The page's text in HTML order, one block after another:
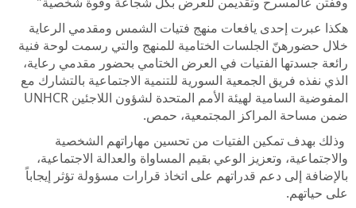
هكذا عبرت إحدى يافعات منهج فتيات الشمس ومقدمي الرعاية
خلال حضورهنّ الجلسات الختامية للمنهج والتي رسمت لوحة فنية
رائعة جسدتها الفتيات في العرض الختامي بحضور مقدمي رعاية،
الذي نفذه فريق الجمعية السورية للتنمية الاجتماعية بالتشارك مع
المفوضية السامية لهيئة الأمم المتحدة لشؤون اللاجئين UNHCR
ضمن مساحة المراكز المجتمعية، حمص.
وذلك بهدف تمكين الفتيات من تحسين مهاراتهم الشخصية
والاجتماعية، وتعزيز الوعي بقيم المساواة والعدالة الاجتماعية،
بالإضافة إلى دعم قدراتهم على اتخاذ قرارات مسؤولة تؤثر إيجاباً
على حياتهم.